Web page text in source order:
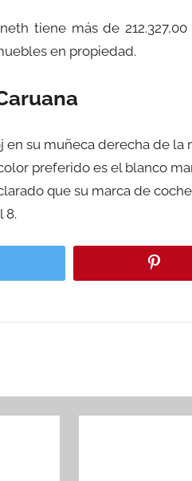
tiene más de
en propiedad.
su muñeca derecha de la
preferido es el blanco
que su marca de
8.